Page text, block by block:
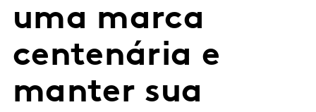
uma marca
centenária e
manter sua